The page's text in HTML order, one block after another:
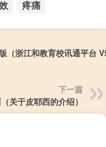
疼痛
（浙江和教育校讯通平台
下一篇
关于皮耶西的介绍）